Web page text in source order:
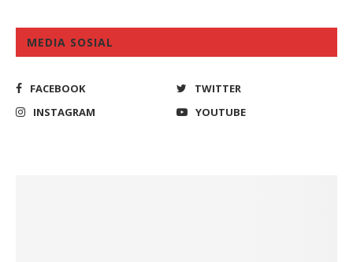
MEDIA SOSIAL
FACEBOOK
TWITTER
INSTAGRAM
YOUTUBE